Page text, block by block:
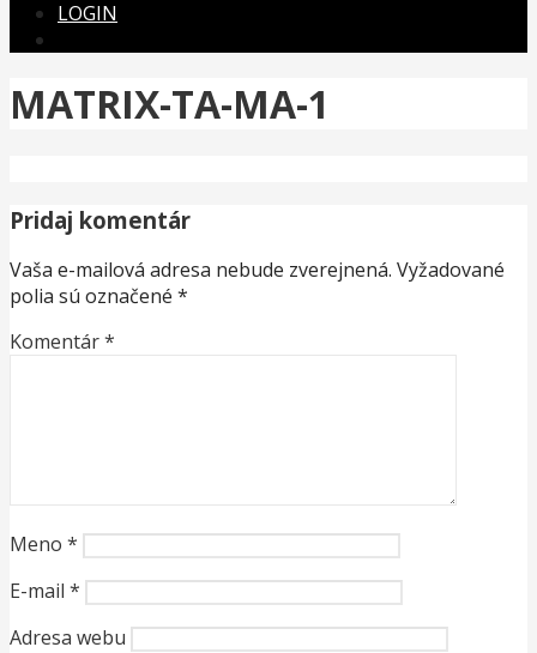
LOGIN
MATRIX-TA-MA-1
Pridaj komentár
Vaša e-mailová adresa nebude zverejnená. Vyžadované
polia sú označené *
Komentár*
Meno *
E-mail *
Adresa webu